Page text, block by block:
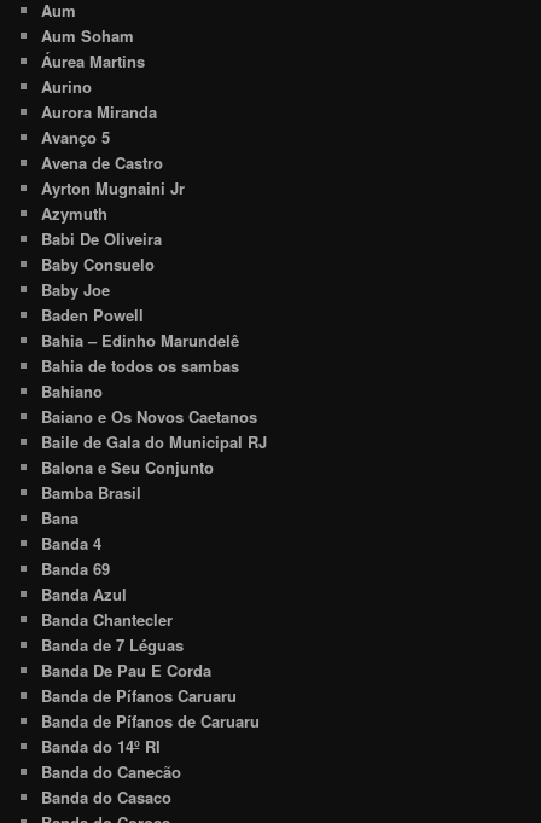
Aum
Aum Soham
Áurea Martins
Aurino
Aurora Miranda
Avanço 5
Avena de Castro
Ayrton Mugnaini Jr
Azymuth
Babi De Oliveira
Baby Consuelo
Baby Joe
Baden Powell
Bahia – Edinho Marundelê
Bahia de todos os sambas
Bahiano
Baiano e Os Novos Caetanos
Baile de Gala do Municipal RJ
Balona e Seu Conjunto
Bamba Brasil
Bana
Banda 4
Banda 69
Banda Azul
Banda Chantecler
Banda de 7 Léguas
Banda De Pau E Corda
Banda de Pífanos Caruaru
Banda de Pífanos de Caruaru
Banda do 14º RI
Banda do Canecão
Banda do Casaco